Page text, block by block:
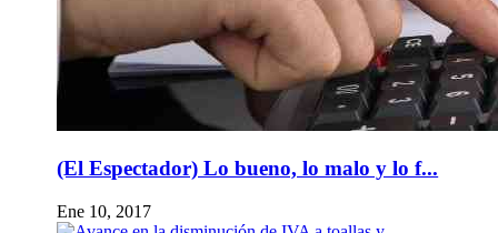
(El Espectador) Lo bueno, lo malo y lo f...
Ene 10, 2017